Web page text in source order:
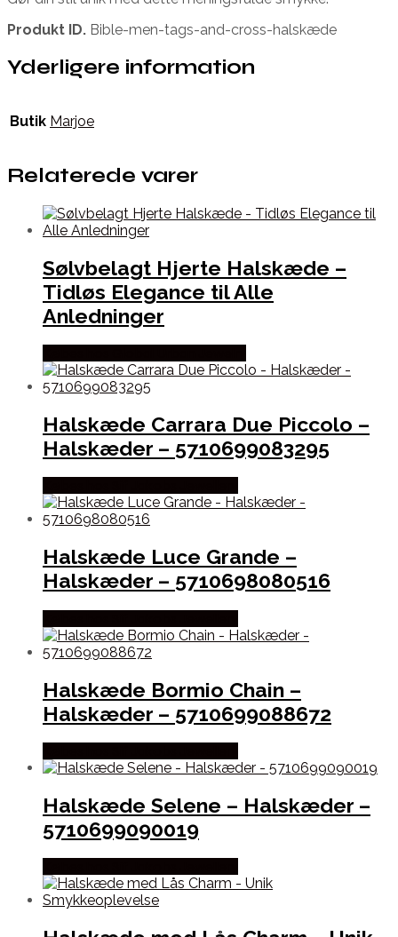
Produkt ID. Bible-men-tags-and-cross-halskæde
Yderligere information
Butik Marjoe
Relaterede varer
Sølvbelagt Hjerte Halskæde –
Tidløs Elegance til Alle
Anledninger
Halskæde Carrara Due Piccolo –
Halskæder – 5710699083295
Halskæde Luce Grande –
Halskæder – 5710698080516
Halskæde Bormio Chain –
Halskæder – 5710699088672
Halskæde Selene – Halskæder –
5710699090019